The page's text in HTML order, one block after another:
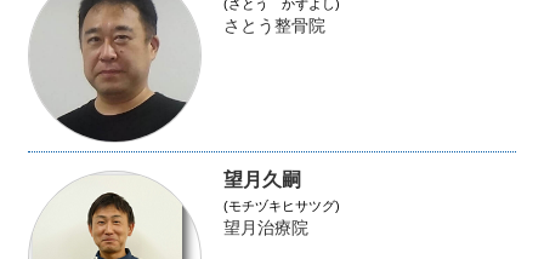
(さとう かずよし)
さとう整骨院
望月久嗣
(モチヅキヒサツグ)
望月治療院